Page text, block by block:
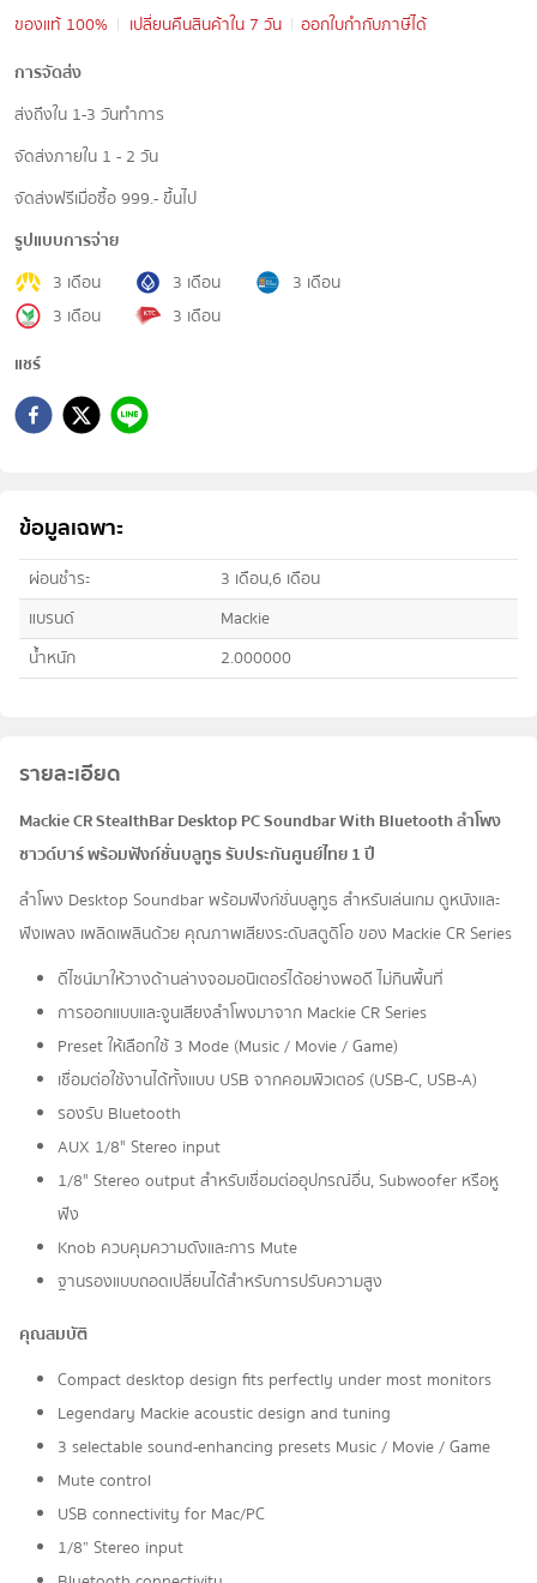
ของแท้ 100%
เปลี่ยนคืนสินค้าใน 7 วัน
ออกใบกำกับภาษีได้
การจัดส่ง
ส่งถึงใน 1-3 วันทำการ
จัดส่งภายใน 1 - 2 วัน
จัดส่งฟรีเมื่อซื้อ 999.- ขึ้นไป
รูปแบบการจ่าย
3 เดือน
3 เดือน
3 เดือน
3 เดือน
3 เดือน
แชร์
ข้อมูลเฉพาะ
ผ่อนชำระ
3 เดือน,6 เดือน
แบรนด์
Mackie
น้ำหนัก
2.000000
รายละเอียด
Mackie CR StealthBar Desktop PC Soundbar With Bluetooth ลําโพง
ซาวด์บาร์ พร้อมฟังก์ชั่นบลูทูธ รับประกันศูนย์ไทย 1 ปี
ลําโพง Desktop Soundbar พร้อมฟังก์ชั่นบลูทูธ สําหรับเล่นเกม ดูหนังและ
ฟังเพลง เพลิดเพลินด้วย คุณภาพเสียงระดับสตูดิโอ ของ Mackie CR Series
ดีไซน์มาให้วางด้านล่างจอมอนิเตอร์ได้อย่างพอดี ไม่กินพื้นที่
การออกแบบและจูนเสียงลําโพงมาจาก Mackie CR Series
Preset ให้เลือกใช้ 3 Mode (Music / Movie / Game)
เชื่อมต่อใช้งานได้ทั้งแบบ USB จากคอมพิวเตอร์ (USB-C, USB-A)
รองรับ Bluetooth
AUX 1/8" Stereo input
1/8" Stereo output สําหรับเชื่อมต่ออุปกรณ์อื่น, Subwoofer หรือหู
ฟัง
Knob ควบคุมความดังและการ Mute
ฐานรองแบบถอดเปลี่ยนได้สําหรับการปรับความสูง
คุณสมบัติ
Compact desktop design fits perfectly under most monitors
Legendary Mackie acoustic design and tuning
3 selectable sound-enhancing presets Music / Movie / Game
Mute control
USB connectivity for Mac/PC
1/8” Stereo input